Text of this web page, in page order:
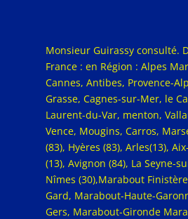
Monsieur Guirassy consulté.
France : en Région : Alpes
Cannes, Antibes, Provence-
Grasse, Cagnes-sur-Mer, le
Laurent-du-Var, menton,
Vence, Mougins, Carros,
(83), Hyères (83), Arles(13),
(13), Avignon (84), La Seyne-
Nîmes (30),Marabout
Gard, Marabout-Haute-
Gers, Marabout-Gironde